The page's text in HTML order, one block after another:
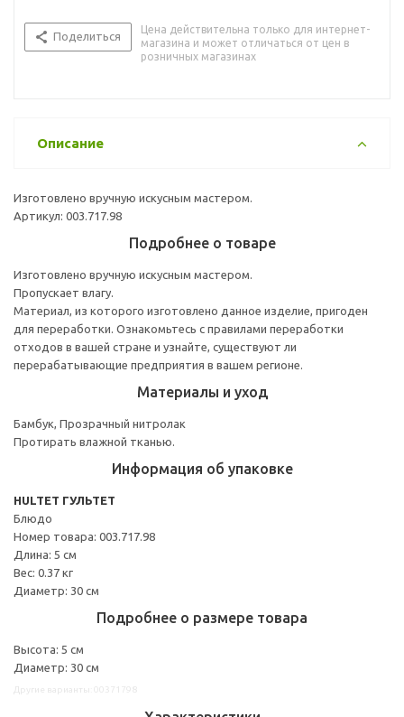
Поделиться
Цена действительна только для интернет-
магазина и может отличаться от цен в
розничных магазинах
Описание
Изготовлено вручную искусным мастером.
Артикул: 003.717.98
Подробнее о товаре
Изготовлено вручную искусным мастером.
Пропускает влагу.
Материал, из которого изготовлено данное изделие, пригоден
для переработки. Ознакомьтесь с правилами переработки
отходов в вашей стране и узнайте, существуют ли
перерабатывающие предприятия в вашем регионе.
Материалы и уход
Бамбук, Прозрачный нитролак
Протирать влажной тканью.
Информация об упаковке
HULTET ГУЛЬТЕТ
Блюдо
Номер товара: 003.717.98
Длина: 5 см
Вес: 0.37 кг
Диаметр: 30 см
Подробнее о размере товара
Высота: 5 см
Диаметр: 30 см